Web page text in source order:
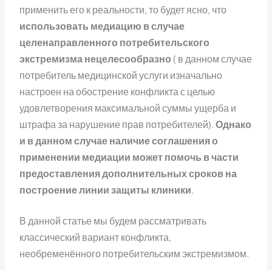
применить его к реальности, то будет ясно, что
использовать медиацию в случае
целенаправленного потребительского
экстремизма нецелесообразно ( в данном случае
потребитель медицинской услуги изначально
настроен на обострение конфликта с целью
удовлетворения максимальной суммы ущерба и
штрафа за нарушение прав потребителей).Однако
и в данном случае наличие соглашения о
применении медиации может помочь в части
предоставления дополнительных сроков на
построение линии защиты клиники
В данной статье мы будем рассматривать
классический вариант конфликта,
необременённого потребительским экстремизмом.